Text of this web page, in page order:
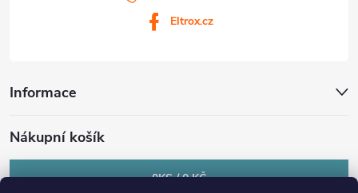
Eltrox.cz
Informace
Nákupní košík
0KS /0 KČ